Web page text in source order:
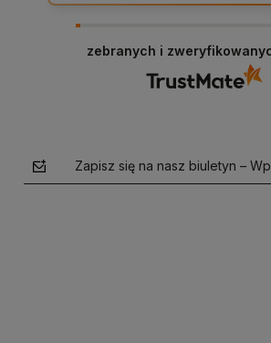
zebranych i
Zapisz się na nasz biuletyn –